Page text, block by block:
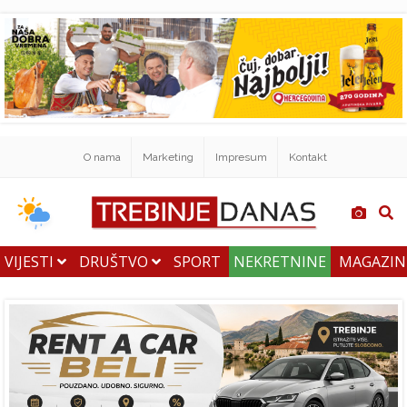
O nama Marketing Impresum Kontakt
VIJESTI DRUŠTVO SPORT NEKRETNINE